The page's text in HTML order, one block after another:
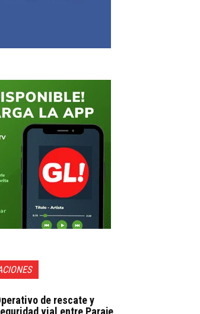
de rescate y
vial entre Paraje